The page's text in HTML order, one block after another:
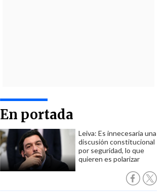
En portada
Leiva: Es innecesaria una
discusión constitucional
por seguridad, lo que
quieren es polarizar